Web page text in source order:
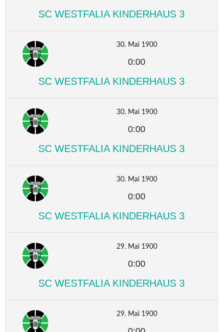
SC WESTFALIA KINDERHAUS 3
30. Mai 1900
0:00
SC WESTFALIA KINDERHAUS 3
30. Mai 1900
0:00
SC WESTFALIA KINDERHAUS 3
30. Mai 1900
0:00
SC WESTFALIA KINDERHAUS 3
29. Mai 1900
0:00
SC WESTFALIA KINDERHAUS 3
29. Mai 1900